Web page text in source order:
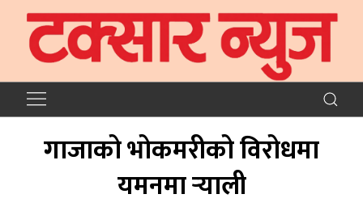
गाजाको भोकमरीको विरोधमा
यमनमा र्‍याली